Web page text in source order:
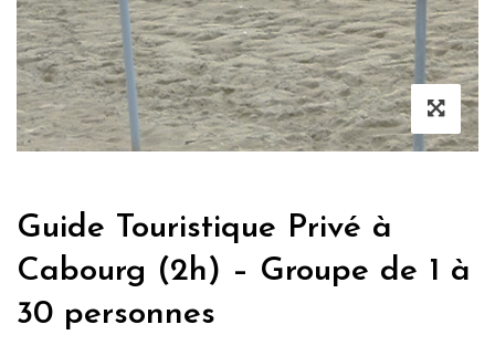
Guide Touristique Privé à
Cabourg (2h) – Groupe de 1 à
30 personnes